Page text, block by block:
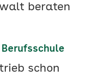
beraten
schon